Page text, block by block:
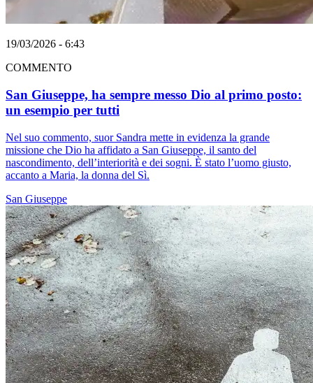
19/03/2026 - 6:43
COMMENTO
San Giuseppe, ha sempre messo Dio al primo posto:
un esempio per tutti
Nel suo commento, suor Sandra mette in evidenza la grande
missione che Dio ha affidato a San Giuseppe, il santo del
nascondimento, dell’interiorità e dei sogni. È stato l’uomo giusto,
accanto a Maria, la donna del Sì.
San Giuseppe